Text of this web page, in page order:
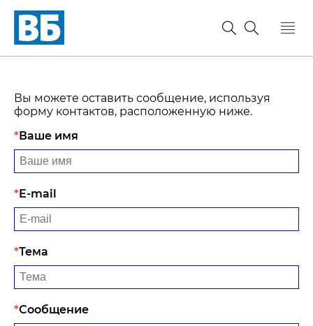
Вы можете оставить сообщение, используя
форму контактов, расположенную ниже.
Ваше имя
E-mail
Тема
Сообщение